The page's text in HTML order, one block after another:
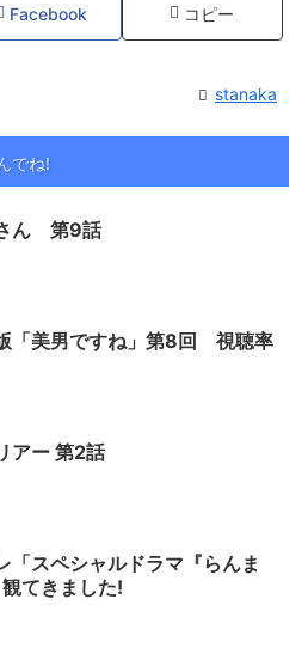
Facebook コピー
stanaka
でね!
ん 第9話
「美男ですね」第8回 視聴率
アー 第2話
「スペシャルドラマ『らんま
てきました!